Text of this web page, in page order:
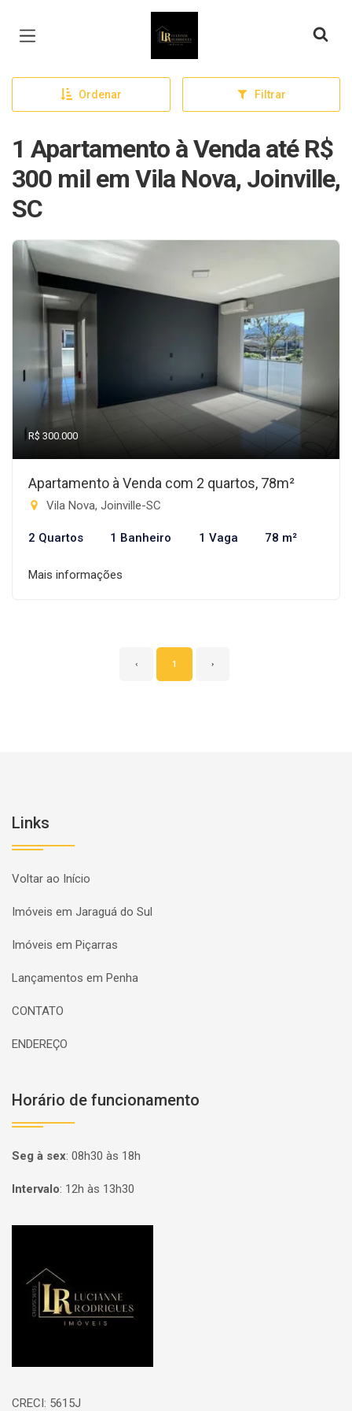
Página inicial
Ordenar Filtrar
1 Apartamento à Venda até R$
300 mil em Vila Nova, Joinville,
SC
R$ 300.000
Apartamento à Venda com 2 quartos, 78m²
Vila Nova, Joinville-SC
2 Quartos 1 Banheiro 1 Vaga 78 m²
Mais informações
‹ 1 ›
Links
Voltar ao Início
Imóveis em Jaraguá do Sul
Imóveis em Piçarras
Lançamentos em Penha
CONTATO
ENDEREÇO
Horário de funcionamento
Seg à sex: 08h30 às 18h
Intervalo: 12h às 13h30
CRECI: 5615J